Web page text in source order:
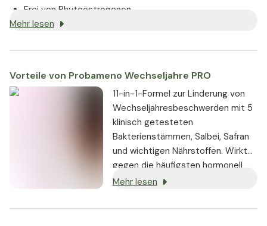
Frei von Phytoöstrogenen
Vegan
Mehr lesen
Vorteile von Probameno Wechseljahre PRO
11-in-1-Formel zur Linderung von
Wechseljahresbeschwerden mit 5
klinisch getesteten
Bakterienstämmen, Salbei, Safran
und wichtigen Nährstoffen. Wirkt
gegen die häufigsten hormonell
bedingten Symptome der
Hitzewallungen, nächtliche
Mehr lesen